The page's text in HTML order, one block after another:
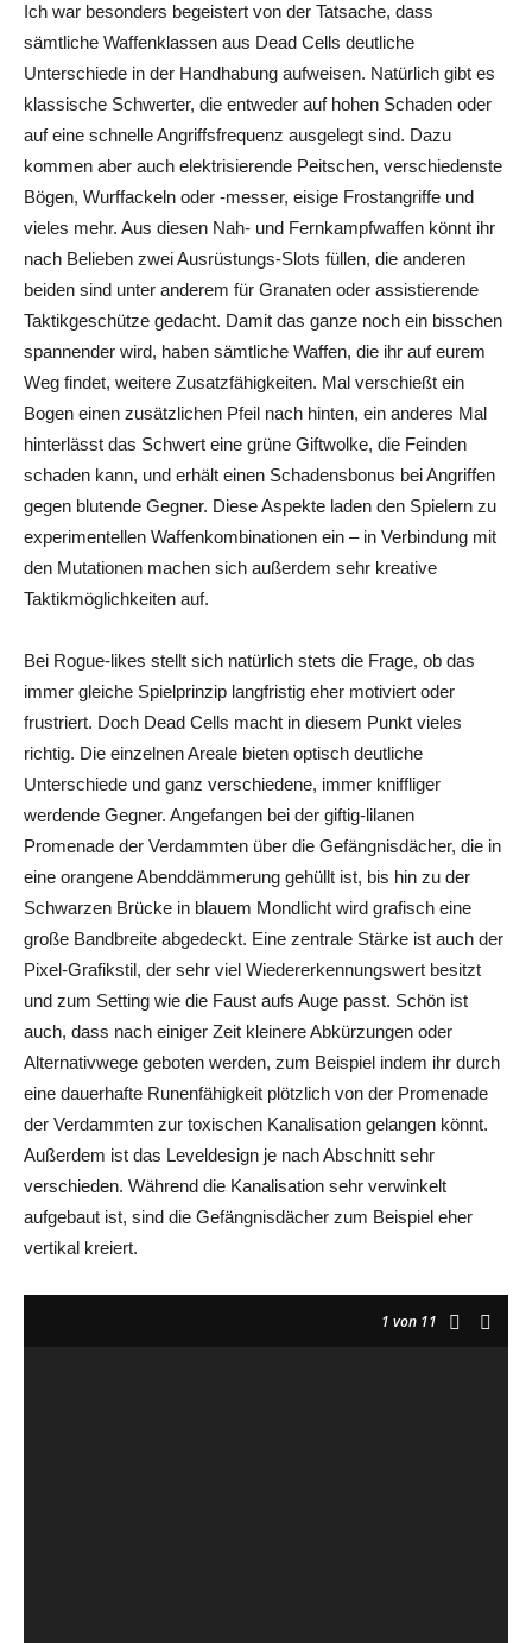
Ich war besonders begeistert von der Tatsache, dass
sämtliche Waffenklassen aus Dead Cells deutliche
Unterschiede in der Handhabung aufweisen. Natürlich gibt es
klassische Schwerter, die entweder auf hohen Schaden oder
auf eine schnelle Angriffsfrequenz ausgelegt sind. Dazu
kommen aber auch elektrisierende Peitschen, verschiedenste
Bögen, Wurffackeln oder -messer, eisige Frostangriffe und
vieles mehr. Aus diesen Nah- und Fernkampfwaffen könnt ihr
nach Belieben zwei Ausrüstungs-Slots füllen, die anderen
beiden sind unter anderem für Granaten oder assistierende
Taktikgeschütze gedacht. Damit das ganze noch ein bisschen
spannender wird, haben sämtliche Waffen, die ihr auf eurem
Weg findet, weitere Zusatzfähigkeiten. Mal verschießt ein
Bogen einen zusätzlichen Pfeil nach hinten, ein anderes Mal
hinterlässt das Schwert eine grüne Giftwolke, die Feinden
schaden kann, und erhält einen Schadensbonus bei Angriffen
gegen blutende Gegner. Diese Aspekte laden den Spielern zu
experimentellen Waffenkombinationen ein – in Verbindung mit
den Mutationen machen sich außerdem sehr kreative
Taktikmöglichkeiten auf.
Bei Rogue-likes stellt sich natürlich stets die Frage, ob das
immer gleiche Spielprinzip langfristig eher motiviert oder
frustriert. Doch Dead Cells macht in diesem Punkt vieles
richtig. Die einzelnen Areale bieten optisch deutliche
Unterschiede und ganz verschiedene, immer kniffliger
werdende Gegner. Angefangen bei der giftig-lilanen
Promenade der Verdammten über die Gefängnisdächer, die in
eine orangene Abenddämmerung gehüllt ist, bis hin zu der
Schwarzen Brücke in blauem Mondlicht wird grafisch eine
große Bandbreite abgedeckt. Eine zentrale Stärke ist auch der
Pixel-Grafikstil, der sehr viel Wiedererkennungswert besitzt
und zum Setting wie die Faust aufs Auge passt. Schön ist
auch, dass nach einiger Zeit kleinere Abkürzungen oder
Alternativwege geboten werden, zum Beispiel indem ihr durch
eine dauerhafte Runenfähigkeit plötzlich von der Promenade
der Verdammten zur toxischen Kanalisation gelangen könnt.
Außerdem ist das Leveldesign je nach Abschnitt sehr
verschieden. Während die Kanalisation sehr verwinkelt
aufgebaut ist, sind die Gefängnisdächer zum Beispiel eher
vertikal kreiert.
1 von 11